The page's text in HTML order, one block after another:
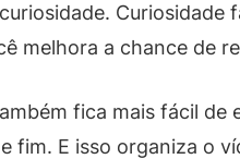
melhora a chance de
fica mais fácil
fim. E isso organiza o